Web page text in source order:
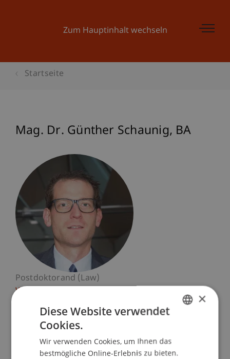
Zum Hauptinhalt wechseln
Startseite
Mag. Dr. Günther Schaunig BA
Postdoktorand (Law)
Wirtschaftsstrafrecht, Compliance und
Universität Liechtenstein
Fürst-Franz-Josef-Strasse
9490 Vaduz
×
Diese Website verwendet
Cookies.
Wir verwenden Cookies, um Ihnen das
bestmögliche Online-Erlebnis zu bieten.